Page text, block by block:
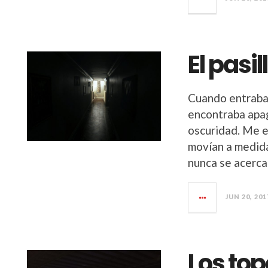
El
Cuando
encontraba
oscuridad. Me
movían a
nunca se
JUN 20,